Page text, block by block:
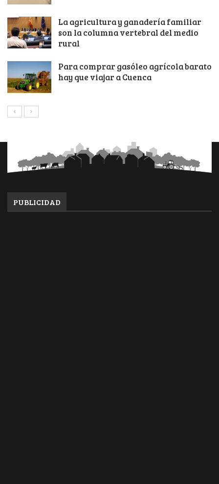
La agricultura y ganadería familiar
son la columna vertebral del medio
rural
Para comprar gasóleo agrícola barato
hay que viajar a Cuenca
PUBLICIDAD